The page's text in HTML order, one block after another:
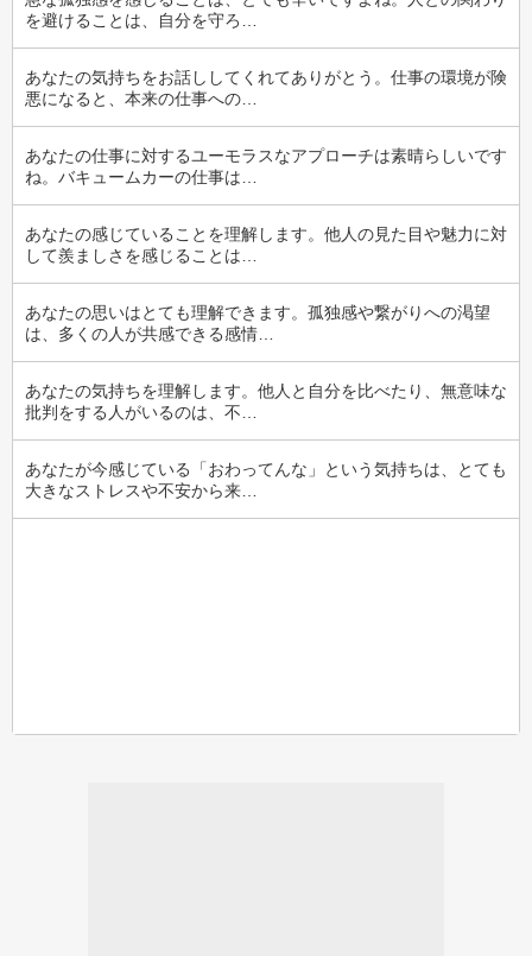
を避けることは、自分を守ろ…
あなたの気持ちをお話ししてくれてありがとう。仕事の環境が険
悪になると、本来の仕事への…
あなたの仕事に対するユーモラスなアプローチは素晴らしいです
ね。バキュームカーの仕事は…
あなたの感じていることを理解します。他人の見た目や魅力に対
して羨ましさを感じることは…
あなたの思いはとても理解できます。孤独感や繋がりへの渇望
は、多くの人が共感できる感情…
あなたの気持ちを理解します。他人と自分を比べたり、無意味な
批判をする人がいるのは、不…
あなたが今感じている「おわってんな」という気持ちは、とても
大きなストレスや不安から来…